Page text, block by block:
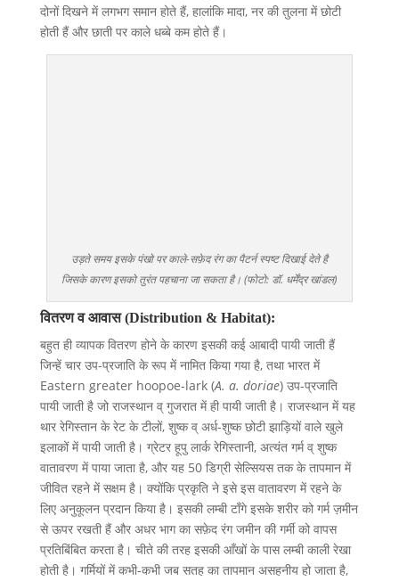
दोनों दिखने में लगभग समान होते हैं, हालांकि मादा, नर की तुलना में छोटी
होती हैं और छाती पर काले धब्बे कम होते हैं।
उड़ते समय इसके पंखो पर काले-सफ़ेद रंग का पैटर्न स्पष्ट दिखाई देते है
जिसके कारण इसको तुरंत पहचाना जा सकता है। (फोटो: डॉ. धर्मेंद्र खांडल)
वितरण व आवास (Distribution & Habitat):
बहुत ही व्यापक वितरण होने के कारण इसकी कई आबादी पायी जाती हैं
जिन्हें चार उप-प्रजाति के रूप में नामित किया गया है, तथा भारत में
Eastern greater hoopoe-lark (A. a. doriae) उप-प्रजाति
पायी जाती है जो राजस्थान व् गुजरात में ही पायी जाती है। राजस्थान में यह
थार रेगिस्तान के रेट के टीलों, शुष्क व् अर्ध-शुष्क छोटी झाड़ियों वाले खुले
इलाकों में पायी जाती है। ग्रेटर हूपु लार्क रेगिस्तानी, अत्यंत गर्म व् शुष्क
वातावरण में पाया जाता है, और यह 50 डिग्री सेल्सियस तक के तापमान में
जीवित रहने में सक्षम है। क्योंकि प्रकृति ने इसे इस वातावरण में रहने के
लिए अनुकूलन प्रदान किया है। इसकी लम्बी टाँगे इसके शरीर को गर्म ज़मीन
से ऊपर रखती हैं और अधर भाग का सफ़ेद रंग जमीन की गर्मी को वापस
प्रतिबिंबित करता है। चीते की तरह इसकी आँखों के पास लम्बी काली रेखा
होती है। गर्मियों में कभी-कभी जब सतह का तापमान असहनीय हो जाता है,